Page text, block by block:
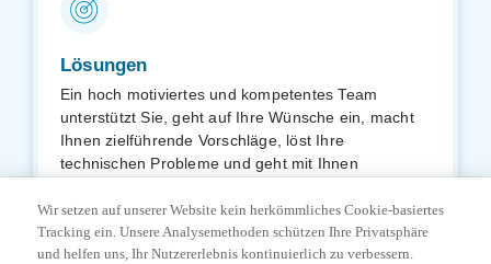
Lösungen
Ein hoch motiviertes und kompetentes Team
unterstützt Sie, geht auf Ihre Wünsche ein, macht
Ihnen zielführende Vorschläge, löst Ihre
technischen Probleme und geht mit Ihnen
Bei sämtlichen Fragen entwickeln wir gemeinsam
mit Ihnen die optimale und effektive Lösung für Ihre
Weiterlesen
Wir setzen auf unserer Website kein herkömmliches Cookie-basiertes
Tracking ein. Unsere Analysemethoden schützen Ihre Privatsphäre
und helfen uns, Ihr Nutzererlebnis kontinuierlich zu verbessern.